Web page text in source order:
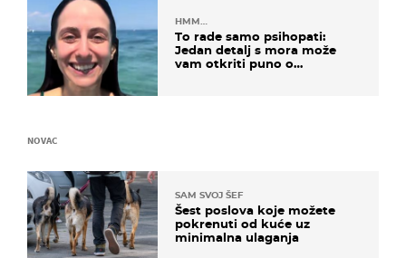
HMM…
To rade samo psihopati:
Jedan detalj s mora može
vam otkriti puno o
NOVAC
SAM SVOJ ŠEF
Šest poslova koje možete
pokrenuti od kuće uz
minimalna ulaganja